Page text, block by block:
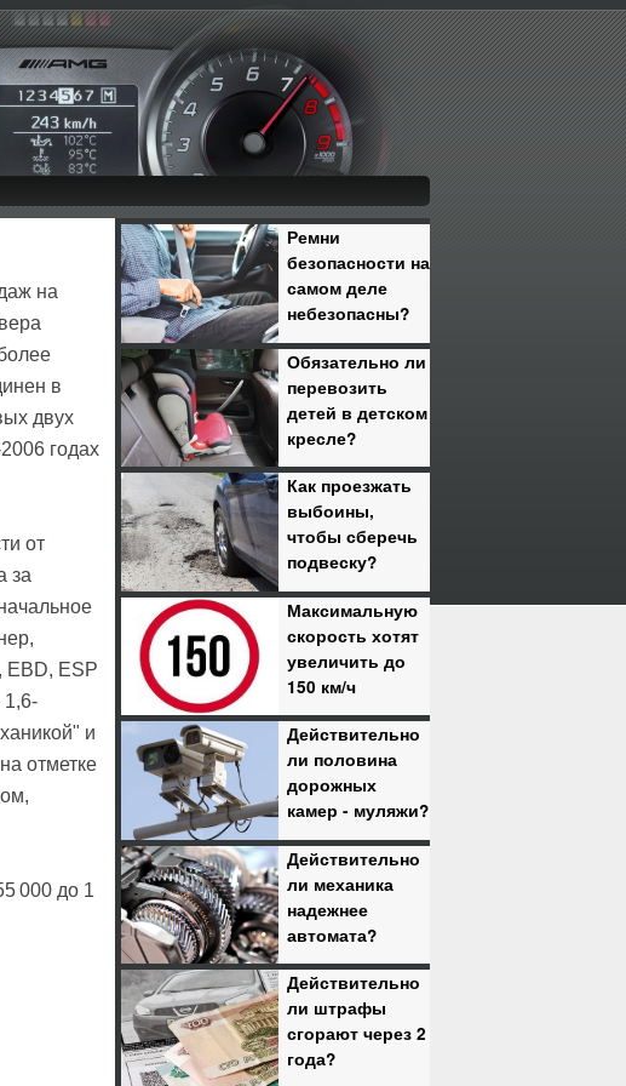
на
в
двух
годах
от
за
EBD, ESP
1,6-
и
отметке
000 до 1
Ремни
безопасности на
самом деле
небезопасны?
Обязательно ли
перевозить
детей в детском
кресле?
Как проезжать
выбоины,
чтобы сберечь
подвеску?
Максимальную
скорость хотят
увеличить до
150 км/ч
Действительно
ли половина
дорожных
камер - муляжи?
Действительно
ли механика
надежнее
автомата?
Действительно
ли штрафы
сгорают через 2
года?